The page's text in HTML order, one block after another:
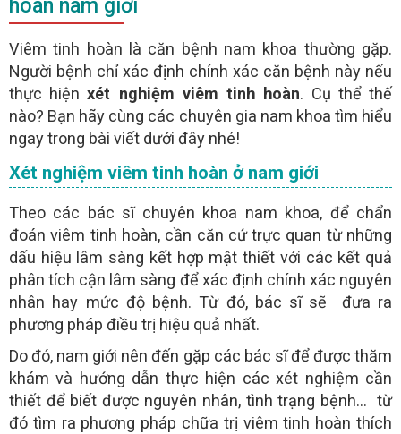
hoàn nam giới
Viêm tinh hoàn là căn bệnh nam khoa thường gặp.
Người bệnh chỉ xác định chính xác căn bệnh này nếu
thực hiệnxét nghiệm viêm tinh hoàn. Cụ thể thế
nào? Bạn hãy cùng các chuyên gia nam khoa tìm hiểu
ngay trong bài viết dưới đây nhé!
Xét nghiệm viêm tinh hoàn ở nam giới
Theo các bác sĩ chuyên khoa nam khoa, để chẩn
đoán viêm tinh hoàn, cần căn cứ trực quan từ những
dấu hiệu lâm sàng kết hợp mật thiết với các kết quả
phân tích cận lâm sàng để xác định chính xác nguyên
nhân hay mức độ bệnh. Từ đó, bác sĩ sẽ đưa ra
phương pháp điều trị hiệu quả nhất.
Do đó, nam giới nên đến gặp các bác sĩ để được thăm
khám và hướng dẫn thực hiện các xét nghiệm cần
thiết để biết được nguyên nhân, tình trạng bệnh… từ
đó tìm ra phương pháp chữa trị viêm tinh hoàn thích
- Người bệnh nên chát với
tuyến để
không tốn chi phí điện thoại
GỬI
TƯ VẤN TRỰC TUYẾN ONLINE